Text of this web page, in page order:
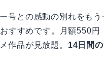
号との感動の別れをも
すすめです。月額550円
作品が見放題。 14日間